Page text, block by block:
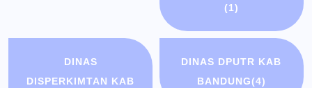
(1)
DINAS
DISPERKIMTAN KAB
DINAS DPUTR KAB
BANDUNG(4)